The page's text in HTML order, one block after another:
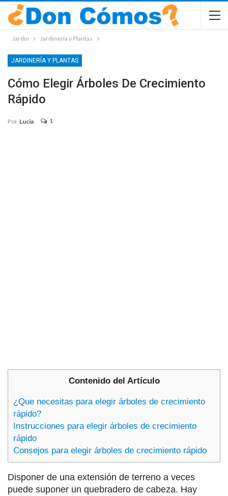
Jardin Jardinería y Plantas
JARDINERÍA Y PLANTAS
Cómo Elegir Árboles De Crecimiento
Rápido
Por Lucia 1
Contenido del Artículo
¿Que necesitas para elegir árboles de crecimiento
rápido?
Instrucciones para elegir árboles de crecimiento
rápido
Consejos para elegir árboles de crecimiento rápido
Disponer de una extensión de terreno a veces
puede suponer un quebradero de cabeza. Hay